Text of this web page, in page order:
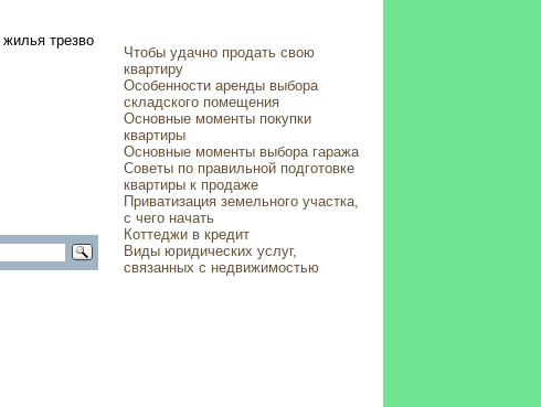
трезво
Чтобы удачно продать свою
квартиру
Особенности аренды выбора
складского помещения
Основные моменты покупки
квартиры
Основные моменты выбора гаража
Советы по правильной подготовке
квартиры к продаже
Приватизация земельного участка,
с чего начать
Коттеджи в кредит
Виды юридических услуг,
связанных с недвижимостью